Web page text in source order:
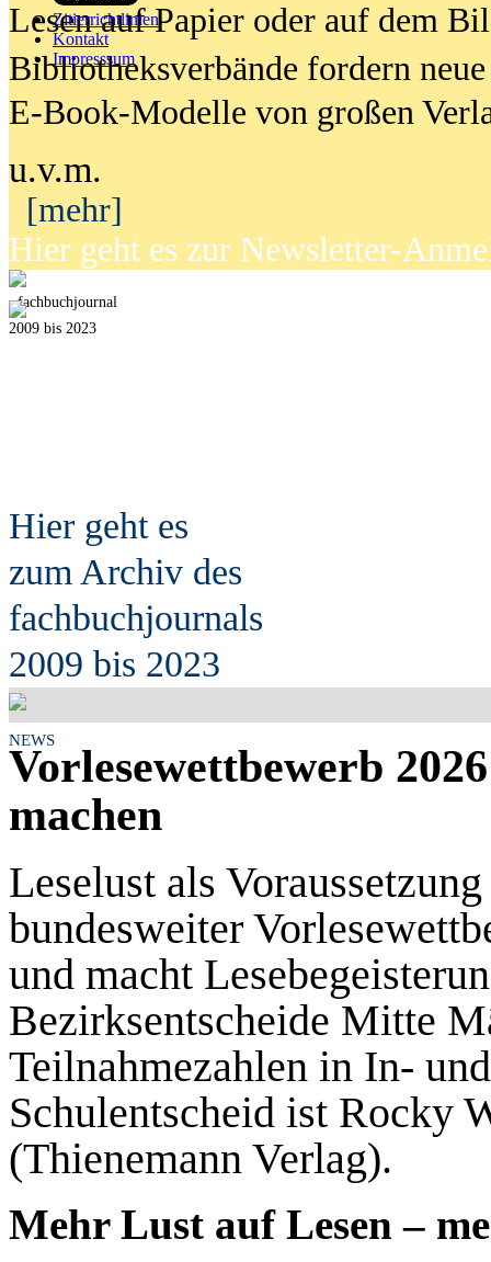
Zitierrichtlinien
Kontakt
Impresssum
Lesen auf Papier oder auf dem
Bibliotheksverbände fordern neue
E-Book-Modelle von großen
u.v.m.
[mehr]
Hier geht es zur Newsletter-
fachbuchjournal
2009 bis 2023
Hier geht es
zum Archiv des
fachbuchjournals
2009 bis 2023
NEWS
Vorlesewettbewerb
machen
Leselust als
bundesweiter
und macht
Bezirksentscheide Mitte
Teilnahmezahlen in In-
Schulentscheid ist Rocky
(Thienemann Verlag).
Mehr Lust auf Lesen –